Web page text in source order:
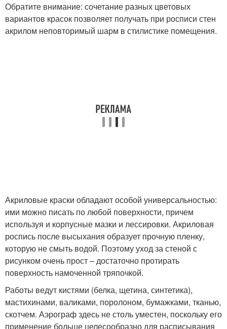
Обратите внимание: сочетание разных цветовых
вариантов красок позволяет получать при росписи стен
акрилом неповторимый шарм в стилистике помещения.
Акриловые краски обладают особой универсальностью:
ими можно писать по любой поверхности, причем
используя и корпусные мазки и лессировки. Акриловая
роспись после высыхания образует прочную пленку,
которую не смыть водой. Поэтому уход за стеной с
рисунком очень прост – достаточно протирать
поверхность намоченной тряпочкой.
Работы ведут кистями (белка, щетина, синтетика),
мастихинами, валиками, поролоном, бумажками, тканью,
скотчем. Аэрограф здесь не столь уместен, поскольку его
применение больше целесообразно для расписывания